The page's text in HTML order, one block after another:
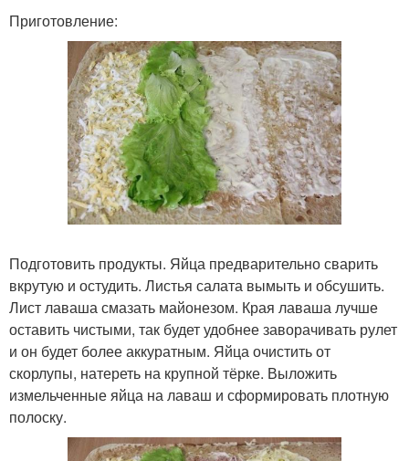
Приготовление:
Подготовить продукты. Яйца предварительно сварить
вкрутую и остудить. Листья салата вымыть и обсушить.
Лист лаваша смазать майонезом. Края лаваша лучше
оставить чистыми, так будет удобнее заворачивать рулет
и он будет более аккуратным. Яйца очистить от
скорлупы, натереть на крупной тёрке. Выложить
измельченные яйца на лаваш и сформировать плотную
полоску.